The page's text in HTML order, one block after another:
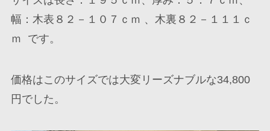
幅：木表８２－１０７ｃｍ 、木裏８２－１１１ｃ
ｍ です。
価格はこのサイズでは大変リーズナブルな34,800
円でした。